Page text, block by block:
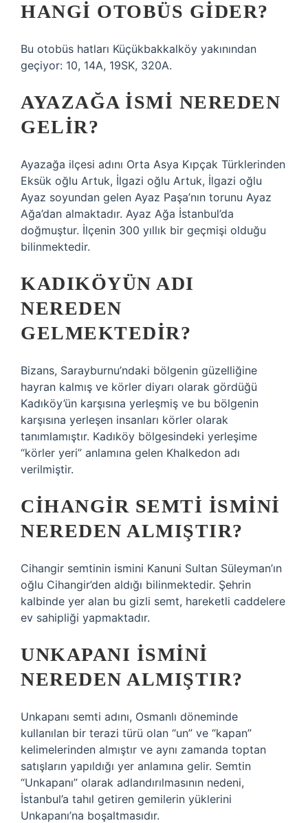
HANGI OTOBÜS GIDER?
Bu otobüs hatları Küçükbakkalköy yakınından
geçiyor: 10, 14A, 19SK, 320A.
AYAZAĞA ISMI NEREDEN
GELIR?
Ayazağa ilçesi adını Orta Asya Kıpçak Türklerinden
Eksük oğlu Artuk, İlgazi oğlu Artuk, İlgazi oğlu
Ayaz soyundan gelen Ayaz Paşa’nın torunu Ayaz
Ağa’dan almaktadır. Ayaz Ağa İstanbul’da
doğmuştur. İlçenin 300 yıllık bir geçmişi olduğu
bilinmektedir.
KADIKÖYÜN ADI
NEREDEN
GELMEKTEDIR?
Bizans, Sarayburnu’ndaki bölgenin güzelliğine
hayran kalmış ve körler diyarı olarak gördüğü
Kadıköy’ün karşısına yerleşmiş ve bu bölgenin
karşısına yerleşen insanları körler olarak
tanımlamıştır. Kadıköy bölgesindeki yerleşime
“körler yeri” anlamına gelen Khalkedon adı
verilmiştir.
CIHANGIR SEMTI ISMINI
NEREDEN ALMIŞTIR?
Cihangir semtinin ismini Kanuni Sultan Süleyman’ın
oğlu Cihangir’den aldığı bilinmektedir. Şehrin
kalbinde yer alan bu gizli semt, hareketli caddelere
ev sahipliği yapmaktadır.
UNKAPANI ISMINI
NEREDEN ALMIŞTIR?
Unkapanı semti adını, Osmanlı döneminde
kullanılan bir terazi türü olan “un” ve “kapan”
kelimelerinden almıştır ve aynı zamanda toptan
satışların yapıldığı yer anlamına gelir. Semtin
“Unkapanı” olarak adlandırılmasının nedeni,
İstanbul’a tahıl getiren gemilerin yüklerini
Unkapanı’na boşaltmasıdır.